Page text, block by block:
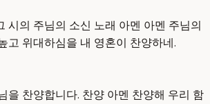
시의 주님의 소신 노래 아멘 아멘 주님의
고 위대하심을 내 영혼이 찬양하네.
을 찬양합니다. 찬양 아멘 찬양해 우리 함